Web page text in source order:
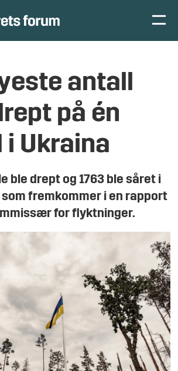
antall
på én
i Ukraina
ble drept og 1763 ble såret i
fremkommer i en rapport
for flyktninger.